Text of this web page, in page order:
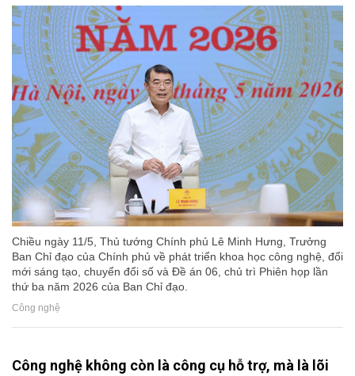
Chiều ngày 11/5, Thủ tướng Chính phủ Lê Minh Hưng, Trưởng
Ban Chỉ đạo của Chính phủ về phát triển khoa học công nghệ, đổi
mới sáng tạo, chuyển đổi số và Đề án 06, chủ trì Phiên họp lần
thứ ba năm 2026 của Ban Chỉ đạo.
Công nghệ
Công nghệ không còn là công cụ hỗ trợ, mà là lõi